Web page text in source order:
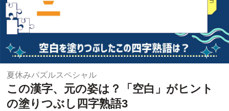
夏休みパズルスペシャル
この漢字、元の姿は？「空白」がヒント
の塗りつぶし四字熟語3